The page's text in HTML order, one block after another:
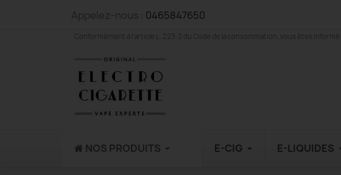
Appelez-nous : 0465847650
Conformément à l'article L. 223-2 du Code de la consommation, vous êtes
NOS PRODUITS E-CIG E-LIQUIDES